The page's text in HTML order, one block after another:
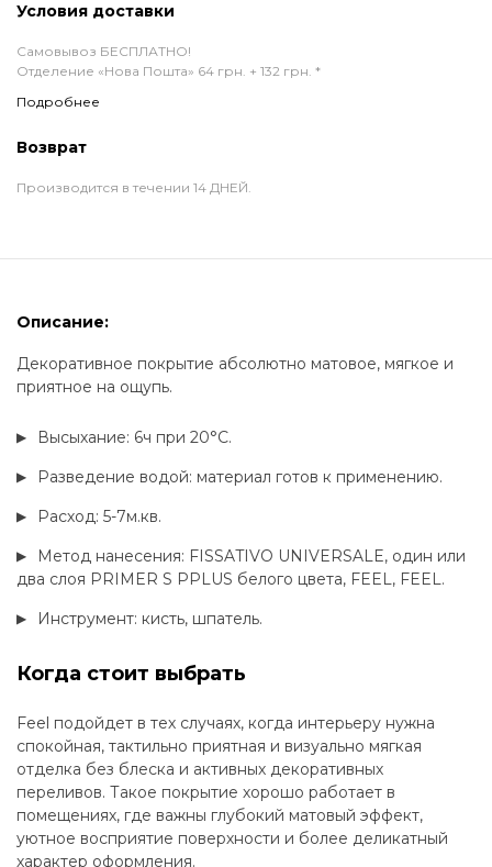
Условия доставки
Самовывоз БЕСПЛАТНО!
Отделение «Нова Пошта» 64 грн. + 132 грн. *
Подробнее
Возврат
Производится в течении 14 ДНЕЙ.
Описание:
Декоративное покрытие абсолютно матовое, мягкое и
приятное на ощупь.
Высыхание: 6ч при 20°C.
Разведение водой: материал готов к применению.
Расход: 5-7м.кв.
Метод нанесения: FISSATIVO UNIVERSALE, один или
два слоя PRIMER S PPLUS белого цвета, FEEL, FEEL.
Инструмент: кисть, шпатель.
Когда стоит выбрать
Feel подойдет в тех случаях, когда интерьеру нужна
спокойная, тактильно приятная и визуально мягкая
отделка без блеска и активных декоративных
переливов. Такое покрытие хорошо работает в
помещениях, где важны глубокий матовый эффект,
уютное восприятие поверхности и более деликатный
характер оформления.